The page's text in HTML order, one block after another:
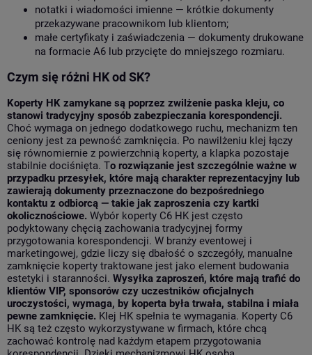
notatki i wiadomości imienne — krótkie dokumenty
przekazywane pracownikom lub klientom;
małe certyfikaty i zaświadczenia — dokumenty drukowane
na formacie A6 lub przycięte do mniejszego rozmiaru.
Czym się różni HK od SK?
Koperty HK zamykane są poprzez zwilżenie paska kleju, co
stanowi tradycyjny sposób zabezpieczania korespondencji.
Choć wymaga on jednego dodatkowego ruchu, mechanizm ten
ceniony jest za pewność zamknięcia. Po nawilżeniu klej łączy
się równomiernie z powierzchnią koperty, a klapka pozostaje
stabilnie dociśnięta. To rozwiązanie jest szczególnie ważne w
przypadku przesyłek, które mają charakter reprezentacyjny lub
zawierają dokumenty przeznaczone do bezpośredniego
kontaktu z odbiorcą — takie jak zaproszenia czy kartki
okolicznościowe. Wybór koperty C6 HK jest często
podyktowany chęcią zachowania tradycyjnej formy
przygotowania korespondencji. W branży eventowej i
marketingowej, gdzie liczy się dbałość o szczegóły, manualne
zamknięcie koperty traktowane jest jako element budowania
estetyki i staranności. Wysyłka zaproszeń, które mają trafić do
klientów VIP, sponsorów czy uczestników oficjalnych
uroczystości, wymaga, by koperta była trwała, stabilna i miała
pewne zamknięcie. Klej HK spełnia te wymagania. Koperty C6
HK są też często wykorzystywane w firmach, które chcą
zachować kontrolę nad każdym etapem przygotowania